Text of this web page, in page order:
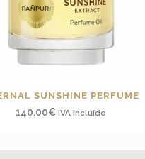
SUNSHINE PERFUME
140,00€ IVA incluído